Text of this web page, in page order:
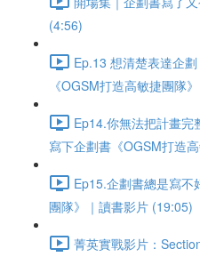
(4:56)
Ep.13 想清楚表達企
《OGSM打造高敏捷團隊
Ep14.你無法把計畫完
寫下企劃書《OGSM打造
Ep15.企劃書總是寫不
團隊》｜讀書影片 (19:05)
菁英實戰影片：